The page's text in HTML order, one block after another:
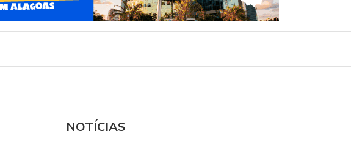
NOTÍCIAS